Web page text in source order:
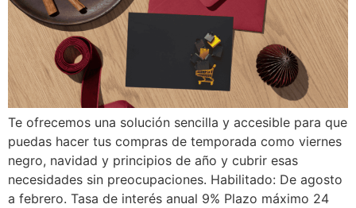
Te ofrecemos una solución sencilla y accesible para que
puedas hacer tus compras de temporada como viernes
negro, navidad y principios de año y cubrir esas
necesidades sin preocupaciones. Habilitado: De agosto
a febrero. Tasa de interés anual 9% Plazo máximo 24